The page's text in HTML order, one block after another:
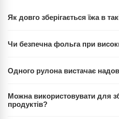
Як довго зберігається їжа в
ніж без неї. М'ясо та риба
Чи безпечна фольга при
без вивільнення шкідливих
Одного рулона вистачає
використанні це приблизно 2-3
Можна використовувати для
продуктів?